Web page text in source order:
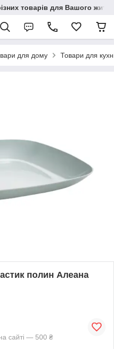
товарів для Вашого
для дому Товари для
полин Алеана
сайті — 500 ₴